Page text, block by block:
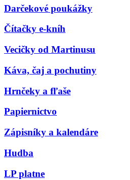
Darčekové poukážky
Čítačky e-kníh
Vecičky od Martinusu
Káva, čaj a pochutiny
Hrnčeky a fľaše
Papiernictvo
Zápisníky a kalendáre
Hudba
LP platne